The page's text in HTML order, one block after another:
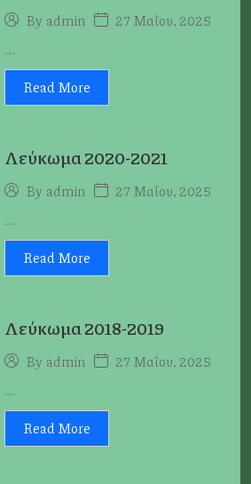
By admin 27 Μαΐου, 2025
...
Read More
Λεύκωμα 2020-2021
By admin 27 Μαΐου, 2025
...
Read More
Λεύκωμα 2018-2019
By admin 27 Μαΐου, 2025
...
Read More